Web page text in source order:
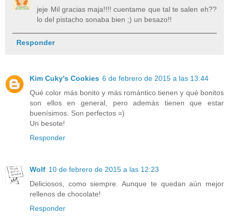
jeje Mil gracias maja!!!! cuentame que tal te salen eh??
lo del pistacho sonaba bien ;) un besazo!!
Responder
Kim Cuky's Cookies 6 de febrero de 2015 a las 13:44
Qué color más bonito y más romántico tienen y qué bonitos
son ellos en general, pero además tienen que estar
buenísimos. Son perfectos =)
Un besote!
Responder
Wolf 10 de febrero de 2015 a las 12:23
Deliciosos, como siempre. Aunque te quedan aún mejor
rellenos de chocolate!
Responder